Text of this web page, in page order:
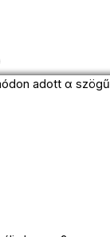
adott α szögű